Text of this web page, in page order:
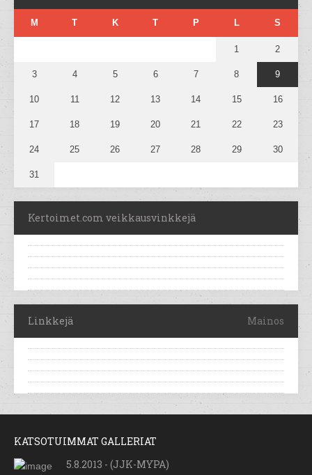
M T K T P L S
1 2
3 4 5 6 7 8 9
10 11 12 13 14 15 16
17 18 19 20 21 22 23
24 25 26 27 28 29 30
31
Kertoimet.com veikkausvinkkejä
Linkkejä Mainos
KATSOTUIMMAT GALLERIAT
5.8.2013 - (JJK-MYPA)